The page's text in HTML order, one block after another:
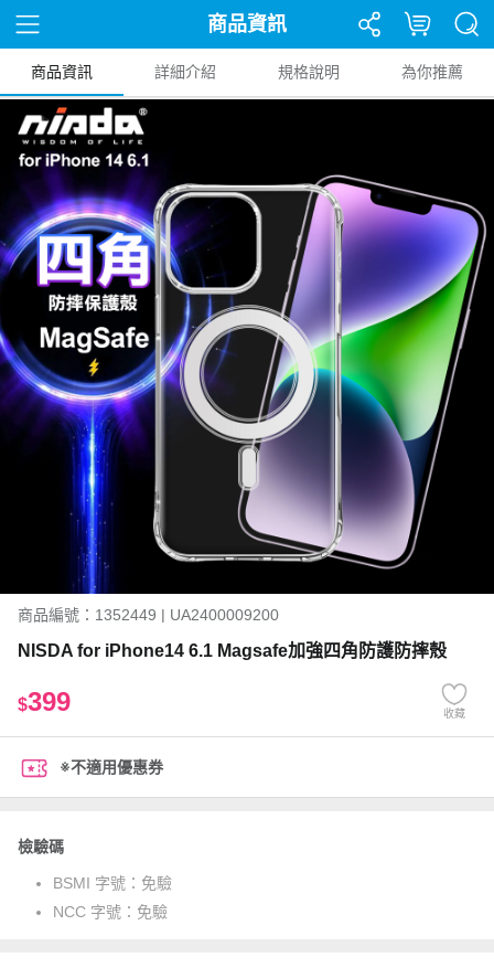
商品資訊
商品資訊 詳細介紹 規格說明 為你推薦
商品編號：1352449 | UA2400009200
NISDA for iPhone14 6.1 Magsafe加強四角防護防摔殼
$399 收藏
※不適用優惠券
檢驗碼
BSMI 字號： 免驗
NCC 字號： 免驗